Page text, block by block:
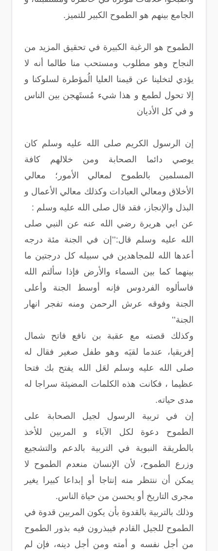
الجامع بينهم هو الطموح الكبير للتميز.
الطموح هو الرغبة الكبيرة في تحقيق المزيد من
النجاح وهو مطلوب ومستحب منا طالما أنه لا
يؤدي لتخلينا عن قيمنا العليا الُمؤطرة لسلوكنا و
إلا تحول لطمع و هذا شيء مُستَهجن بين الناس
و في كل الأديان
إن الرسول الكريم صلى الله عليه وسلم كان
يوصي دائما الصحابة ومن خلالهم كافة
المسلمين بالطموح لمعالي الأمور؛ معالي
الأخلاق ومعالي العبادات وكذلك معالي الأعمال و
البذل والإنجاز، فقد قال صلى الله عليه وسلم :
عن ابي هريرة رضي الله عنه عن النبي صلى
الله عليه وسلم قال:’’إن في الجنة مئة درجه
أعدها الله للمجاهدين في سبيله كل درجتين ما
بينهما كما بين السماء والأرض فإذا سألتم الله
فاسألوه الفردوس فإنه أوسط الجنة وأعلى
الجنة وفوقه عرش الرحمن ومنه تفجر انهار
الجنة’’
وكذلك قصته مع عقبة بن نافع فاتح شمال
إفريقيا، عندما لقيَه وهو طفل صغير فقال له
صلى الله عليه وسلم لعَل الله يفتح بك فتحا
عظيما ، فكانت هذه الكلمات المضيئة سراجا له
مدى حياته.
إن في تربية الرسول لجيل الصحابة على
الطموح دعوة لكل الآباء و المربين للأخذ
بالطريقة النبوية في التربية بالدعم والتشجيع
وزرع الطموح، لأن الإنسان منعدم الطموح لا
يمكن أن ننتظر منه إنتاجا أو إبداعا كبيرا يغير
مجرى التاريخ أو يحسن من حياة الناس.
وذلك بالتربية بالقدوة بأن يكون المربين قدوة في
الطموح للجيل القادم فيبذرون فيه بذور الطموح
من أجل نفسه و أمته ومن أجل دينه، فإن لم